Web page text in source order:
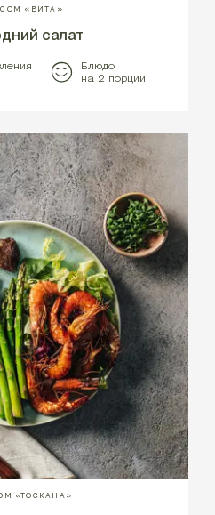
«ВИТА»
салат
Блюдо
на 2 порции
«ТОСКАНА»